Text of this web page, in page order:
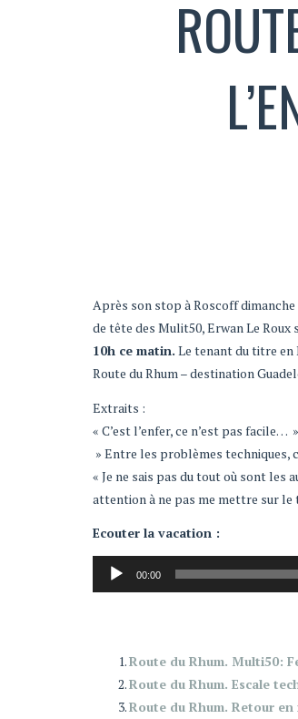
Après son stop à Roscoff
de tête des Mulit50, Erwan Le
10h ce matin. Le tenant du titre en
Route du Rhum – destination
Extraits :
« C’est l’enfer, ce n’est pas facile… »
» Entre les problèmes techniques,
« Je ne sais pas du tout où sont les
attention à ne pas me mettre sur
Ecouter la vacation :
Lecteur
audio
00:00
Route du Rhum. Multi50:
Route du Rhum. Escale
Route du Rhum. Retour